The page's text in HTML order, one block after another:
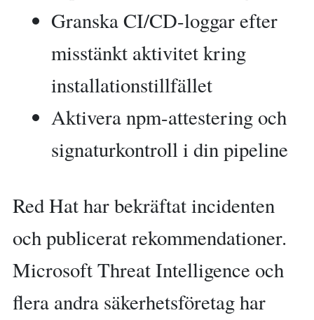
Granska CI/CD-loggar efter
misstänkt aktivitet kring
installationstillfället
Aktivera npm-attestering och
signaturkontroll i din pipeline
Red Hat har bekräftat incidenten
och publicerat rekommendationer.
Microsoft Threat Intelligence och
flera andra säkerhetsföretag har